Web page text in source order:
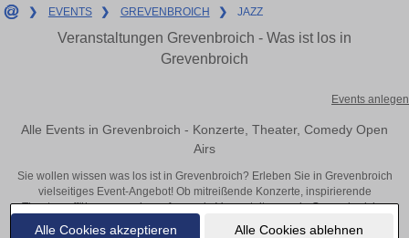
Alle Cookies akzeptieren Alle Cookies ablehnen
❯ EVENTS ❯ GREVENBROICH ❯ JAZZ
Veranstaltungen Grevenbroich - Was ist los in
Grevenbroich
Events anlegen
Alle Events in Grevenbroich - Konzerte, Theater, Comedy Open
Airs
Sie wollen wissen was los ist in Grevenbroich? Erleben Sie in Grevenbroich
vielseitiges Event-Angebot! Ob mitreißende Konzerte, inspirierende
Theateraufführungen oder aufregende Veranstaltungen in Grevenbroich –
hier finden alles im Überblick und Tickets.